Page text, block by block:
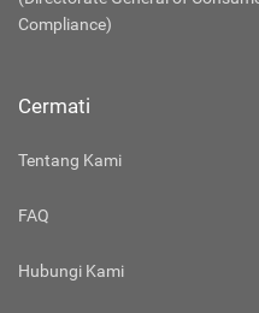
Compliance)
Cermati
Tentang Kami
FAQ
Hubungi Kami